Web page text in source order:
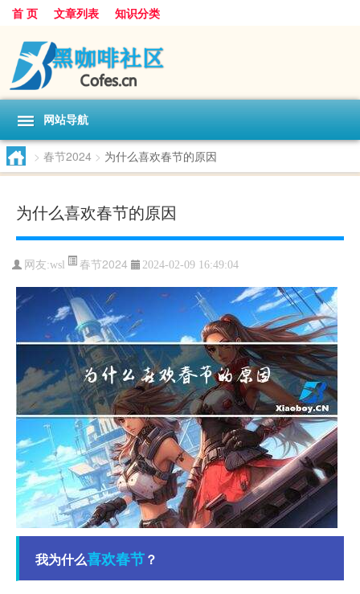
首 页 文章列表 知识分类
网站导航
> 春节2024 > 为什么喜欢春节的原因
为什么喜欢春节的原因
网友:wsl 春节2024 2024-02-09 16:49:04
我为什么喜欢春节？